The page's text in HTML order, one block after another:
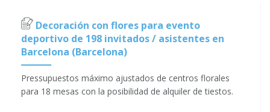
Decoración con flores para evento
deportivo de 198 invitados / asistentes en
Barcelona (Barcelona)
Pressupuestos máximo ajustados de centros florales
para 18 mesas con la posibilidad de alquiler de tiestos.